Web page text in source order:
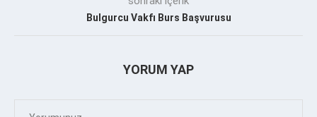
Bulgurcu Vakfı Burs Başvurusu
YORUM YAP